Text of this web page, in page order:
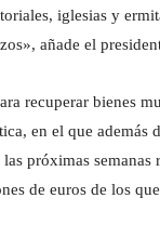
iglesias y
añade el
recuperar bienes
en el que
próximas semanas
de euros de los